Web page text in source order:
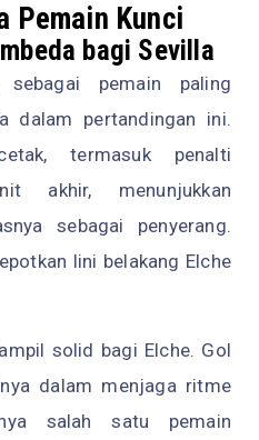
Pemain Kunci
bagi Sevilla
pemain paling
dalam pertandingan ini.
termasuk penalti
akhir, menunjukkan
sebagai penyerang.
lini belakang Elche
solid bagi Elche. Gol
dalam menjaga ritme
salah satu pemain